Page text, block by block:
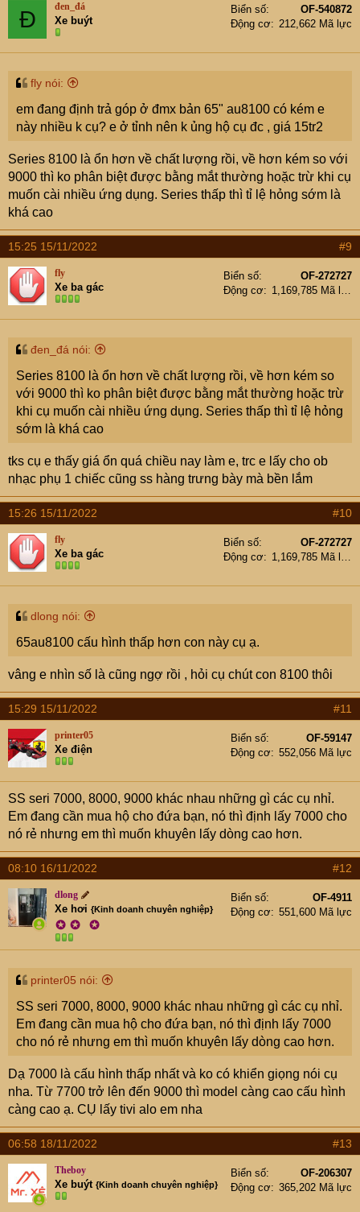
Đ đen_đá
Xe buýt
Biển số
OF-540872
Động cơ
212,662 Mã lực
fly nói:
em đang định trả góp ở đmx bản 65" au8100 có kém e
này nhiều k cụ? e ở tỉnh nên k ủng hộ cụ đc , giá 15tr2
Series 8100 là ổn hơn về chất lượng rồi, về hơn kém so với
9000 thì ko phân biệt được bằng mắt thường hoặc trừ khi cụ
muốn cài nhiều ứng dụng. Series thấp thì tỉ lệ hỏng sớm là
khá cao
15:25 15/11/2022 #9
fly
Xe ba gác
Biển số
OF-272727
Động cơ
1,169,785 Mã lực
đen_đá nói:
Series 8100 là ổn hơn về chất lượng rồi, về hơn kém so
với 9000 thì ko phân biệt được bằng mắt thường hoặc trừ
khi cụ muốn cài nhiều ứng dụng. Series thấp thì tỉ lệ hỏng
sớm là khá cao
tks cụ e thấy giá ổn quá chiều nay làm e, trc e lấy cho ob
nhạc phụ 1 chiếc cũng ss hàng trưng bày mà bền lắm
15:26 15/11/2022 #10
fly
Xe ba gác
Biển số
OF-272727
Động cơ
1,169,785 Mã lực
dlong nói:
65au8100 cấu hình thấp hơn con này cụ ạ.
vâng e nhìn số là cũng ngợ rồi , hỏi cụ chút con 8100 thôi
15:29 15/11/2022 #11
printer05
Xe điện
Biển số
OF-59147
Động cơ
552,056 Mã lực
SS seri 7000, 8000, 9000 khác nhau những gì các cụ nhỉ.
Em đang cần mua hộ cho đứa bạn, nó thì định lấy 7000 cho
nó rẻ nhưng em thì muốn khuyên lấy dòng cao hơn.
08:10 16/11/2022 #12
dlong
Xe hơi {Kinh doanh chuyên nghiệp}
✪ ✪ ✪
Biển số
OF-4911
Động cơ
551,600 Mã lực
printer05 nói:
SS seri 7000, 8000, 9000 khác nhau những gì các cụ nhỉ.
Em đang cần mua hộ cho đứa bạn, nó thì định lấy 7000
cho nó rẻ nhưng em thì muốn khuyên lấy dòng cao hơn.
Dạ 7000 là cấu hình thấp nhất và ko có khiển giọng nói cụ
nha. Từ 7700 trở lên đến 9000 thì model càng cao cấu hình
càng cao ạ. CỤ lấy tivi alo em nha
06:58 18/11/2022 #13
Theboy
Xe buýt {Kinh doanh chuyên nghiệp}
Biển số
OF-206307
Động cơ
365,202 Mã lực